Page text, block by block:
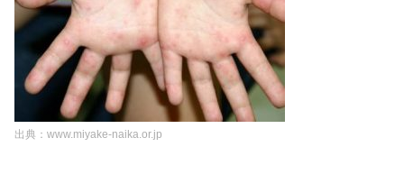
出典：www.miyake-naika.or.jp